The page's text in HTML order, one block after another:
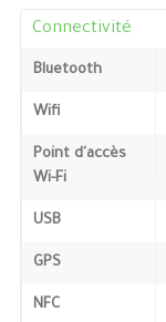
Connectivité
Bluetooth
Wifi
Point d'accès
Wi-Fi
USB
GPS
NFC